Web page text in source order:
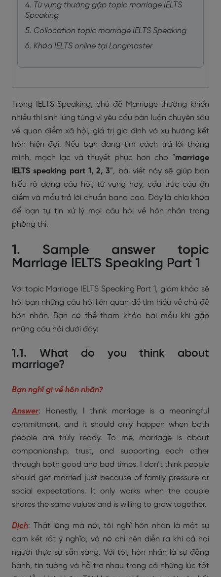
4. Từ vựng thường gặp topic marriage IELTS
Speaking
5. Collocation topic marriage IELTS Speaking
6. Khóa IELTS online tại Langmaster
Trong IELTS Speaking, chủ đề Marriage thường khiến
nhiều thí sinh lúng túng vì yêu cầu bàn luận chuyên sâu
về quan điểm xã hội, giá trị gia đình và xu hướng kết
hôn hiện đại. Nếu bạn đang tìm cách trả lời thông
minh, mạch lạc và thuyết phục hơn cho “marriage
IELTS speaking part 1, 2, 3”, bài viết này sẽ giúp bạn
hiểu rõ dạng câu hỏi, từ vựng hay, cấu trúc câu ăn
điểm và mẫu trả lời chuẩn band cao. Đây là chìa khóa
để bạn tự tin xử lý mọi câu hỏi về hôn nhân trong
phòng thi.
1. Sample answer topic
Marriage IELTS Speaking Part 1
Với topic Marriage IELTS Speaking Part 1, giám khảo sẽ
hỏi bạn những câu hỏi liên quan để tìm hiểu về chủ đề
hôn nhân. Bạn có thể tham khảo bài mẫu khi gặp
những câu hỏi dưới đây:
1.1. What do you think about
marriage?
Bạn nghĩ gì về hôn nhân?
Answer: Honestly, I think marriage is a meaningful
commitment, and it should only happen when both
people are truly ready. To me, marriage is about
companionship, trust, and supporting each other
through both good and bad times. I don’t think people
should get married just because of family pressure or
social expectations. It only works when the couple
shares the same values and is willing to grow together.
Dịch: Thật lòng mà nói, tôi nghĩ hôn nhân là một sự
cam kết rất ý nghĩa, và nó chỉ nên diễn ra khi cả hai
người thực sự sẵn sàng. Với tôi, hôn nhân là sự đồng
hành, tin tưởng và hỗ trợ nhau trong cả những lúc tốt